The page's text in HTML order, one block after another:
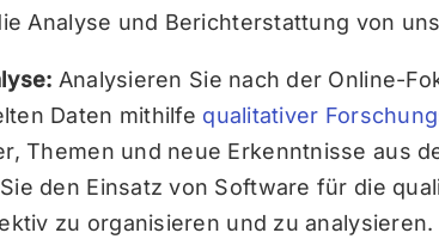
Analyse und Berichterstattung von
Analysieren Sie nach der Online-
Daten mithilfe qualitativer
Themen und neue Erkenntnisse aus
den Einsatz von Software für die
zu organisieren und zu analysieren.